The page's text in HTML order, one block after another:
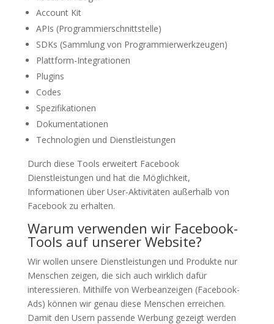
Account Kit
APIs (Programmierschnittstelle)
SDKs (Sammlung von Programmierwerkzeugen)
Plattform-Integrationen
Plugins
Codes
Spezifikationen
Dokumentationen
Technologien und Dienstleistungen
Durch diese Tools erweitert Facebook
Dienstleistungen und hat die Möglichkeit,
Informationen über User-Aktivitäten außerhalb von
Facebook zu erhalten.
Warum verwenden wir Facebook-
Tools auf unserer Website?
Wir wollen unsere Dienstleistungen und Produkte nur
Menschen zeigen, die sich auch wirklich dafür
interessieren. Mithilfe von Werbeanzeigen (Facebook-
Ads) können wir genau diese Menschen erreichen.
Damit den Usern passende Werbung gezeigt werden